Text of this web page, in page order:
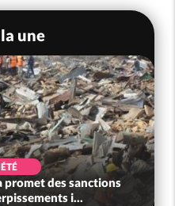
une
des sanctions
i...